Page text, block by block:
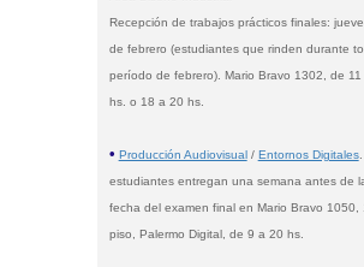
Recepción de trabajos prácticos finales:
de febrero (estudiantes que rinden durante
período de febrero). Mario Bravo 1302, de 11
hs. o 18 a 20 hs.
• Producción Audiovisual/ Entornos Digitales.
estudiantes entregan una semana antes de
fecha del examen final en Mario Bravo 1050,
piso, Palermo Digital, de 9 a 20 hs.